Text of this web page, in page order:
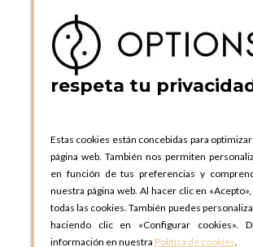
08130 Santa Perpetua de Moguda,
ESPAñA
Teléfono:
+34 935 724 041
OPTIONS BARCELONA
ESPAñA
Teléfono:+34 935 724 041
OPTIONS MADRID
C. Lucio Emilio Cándido, 6,
28803 Alcalá de Henares, Madrid
respeta tu
Estas cookies están concebidas para
página web. También nos permiten
en función de tus preferencias y
nuestra página web. Al hacer clic en
todas las cookies. También puedes
haciendo clic en «Configurar cookies».
información en nuestra Política de cookies.